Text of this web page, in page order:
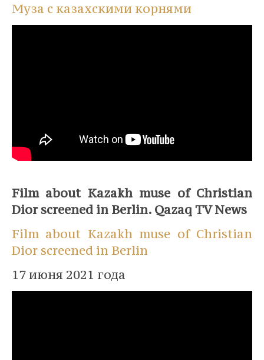
Муза с казахскими корнями
Film about Kazakh muse of Christian
Dior screened in Berlin. Qazaq TV News
Film about Kazakh muse of Christian
Dior screened in Berlin
17 июня 2021 года